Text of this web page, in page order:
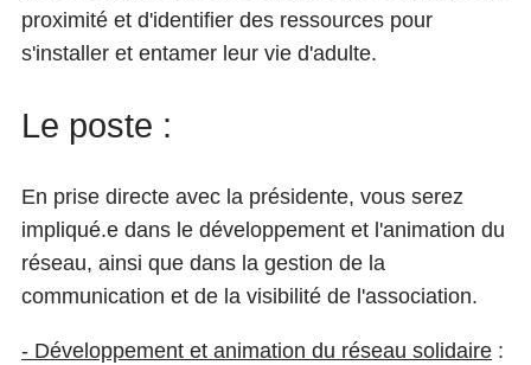
proximité et d'identifier des ressources pour
s'installer et entamer leur vie d'adulte.
Le poste :
En prise directe avec la présidente, vous serez
impliqué.e dans le développement et l'animation du
réseau, ainsi que dans la gestion de la
communication et de la visibilité de l'association.
- Développement et animation du réseau solidaire :